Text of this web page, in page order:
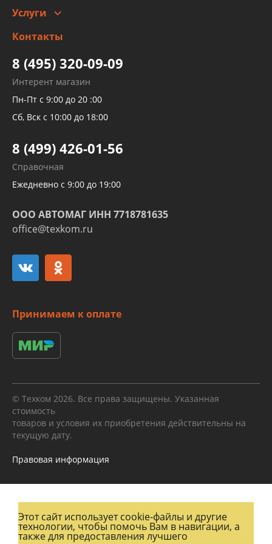
Заправка кондиционера авто
Детейлинг
Услуги
высокого давления
Тормозных трубок
Рукавов гидроусилителей
Рукавов компрессоров и турбин
Трубок кондиционеров
Развертка пайка медных стальных
алюминиевых трубок и штуцеров
Контакты
8 (495) 320-09-09
Интерент магазин
Пн-Пт с 9:00 до 20 :00
Сб, Вск с 10:00 до 18:00
8 (499) 426-01-56
Справочная
Ежедневно с 9:00 до 19:00
ООО АВТОМАГ ИНН 7718781635
office@texkom.ru
Принимаем к оплате
© Техком 2026. Все права защищены. Указанная
стоимость
товаров и условия их приобретения действительны на
текущую дату.
Правовая информация
Этот сайт использует cookie-файлы и другие
технологии, чтобы помочь Вам в навигации, а
также для предоставления лучшего